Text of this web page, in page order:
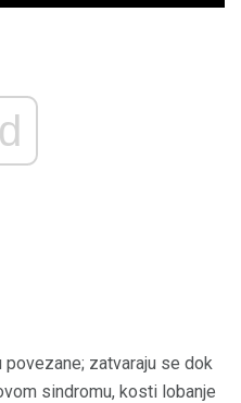
zatvaraju se dok
sindromu, kosti lobanje